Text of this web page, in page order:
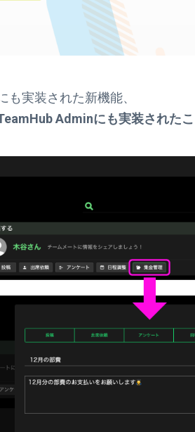
も実装された新機能、
Adminにも実装された